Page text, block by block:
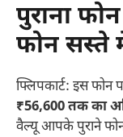
पुराना
फोन सस्ते
फ्लिपकार्ट: इस
₹56,600 तक का
वैल्यू आपके पुराने